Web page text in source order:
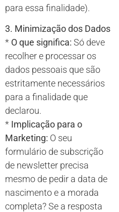
para essa finalidade).
3. Minimização dos Dados
* O que significa: Só deve
recolher e processar os
dados pessoais que são
estritamente necessários
para a finalidade que
declarou.
* Implicação para o
Marketing: O seu
formulário de subscrição
de newsletter precisa
mesmo de pedir a data de
nascimento e a morada
completa? Se a resposta